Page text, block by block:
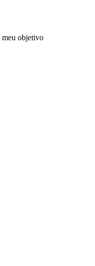
meu objetivo